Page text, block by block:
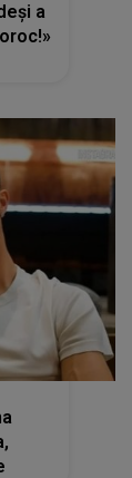
a